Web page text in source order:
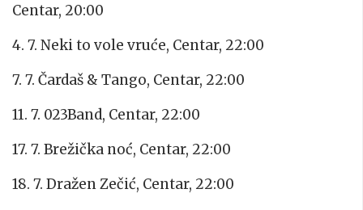
Centar, 20:00
4. 7. Neki to vole vruće, Centar, 22:00
7. 7. Čardaš & Tango, Centar, 22:00
11. 7. 023Band, Centar, 22:00
17. 7. Brežička noć, Centar, 22:00
18. 7. Dražen Zečić, Centar, 22:00